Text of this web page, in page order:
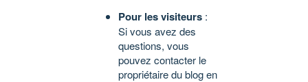
Pour les visiteurs :
Si vous avez des
questions, vous
pouvez contacter le
propriétaire du blog en